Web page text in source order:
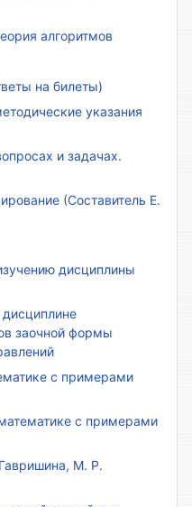
алгоритмов
на билеты)
указания
и задачах.
(Составитель Е.
дисциплины
заочной формы
с примерами
с примерами
М. Р.